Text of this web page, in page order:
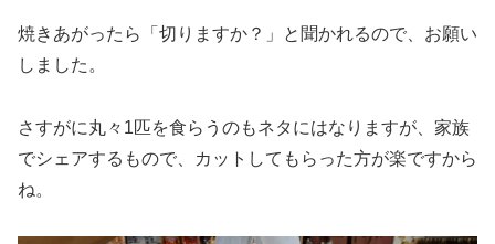
焼きあがったら 「切りますか？」
と聞かれるので、お願い
しました。
さすがに丸々1匹を食らうのもネタにはなりますが、家族
でシェアするもので、カットしてもらった方が楽ですから
ね。